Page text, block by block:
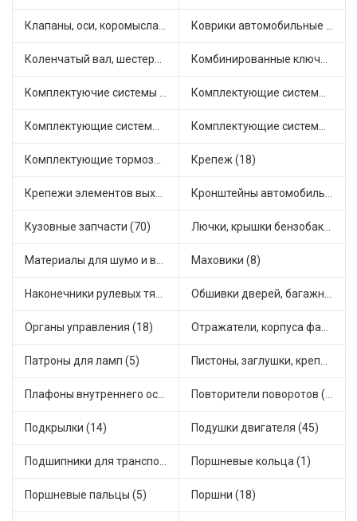
Клапаны, оси, коромысла (18) Коврики автомобильные (13)
Коленчатый вал, шестерни коленчатого вала (3) Комбинированные ключи (1)
Комплектуючие системы стеклоочистителя (13) Комплектующие системы выпуска отработавших газов (25)
Комплектующие системы отопления (41) Комплектующие системы питания (27)
Комплектующие тормозной системы (16) Крепеж (18)
Крепежи элементов выхлопной системы (7) Кронштейны автомобильные (13)
Кузовные запчасти (70) Лючки, крышки бензобака (3)
Материалы для шумо и виброизоляции (1) Маховики (8)
Наконечники рулевых тяг (36) Обшивки дверей, багажника, потолков, накладки салона (6)
Органы управления (18) Отражатели, корпуса фар и фонарей (4)
Патроны для ламп (5) Пистоны, заглушки, крепежные элементы (9)
Плафоны внутреннего освещения (1) Повторители поворотов (14)
Подкрылки (14) Подушки двигателя (45)
Подшипники для транспорта (24) Поршневые кольца (1)
Поршневые пальцы (5) Поршни (18)